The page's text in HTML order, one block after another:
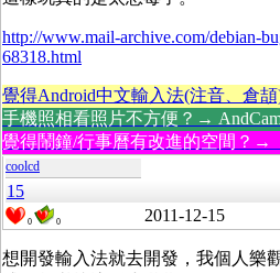
http://www.mail-archive.com/debian-
68318.html
覺得Android中文輸入法(注音、倉
手機照相看照片不方便？→
覺得鬧鐘/行事曆有改進的空間？→
coolcd
15
0 0 2011-12-15
想開發輸入法就去開發，我個人樂